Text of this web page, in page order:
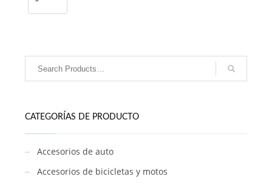
con
Mango
Desmontable
178
cantidad
CATEGORÍAS DE PRODUCTO
Accesorios de auto
Accesorios de bicicletas y motos